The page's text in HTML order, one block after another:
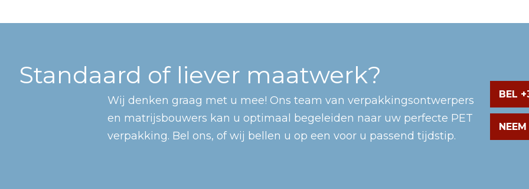
Standaard of liever maatwerk?
Wij denken graag met u mee! Ons team van verpakkingsontwerpers
en matrijsbouwers kan u optimaal begeleiden naar uw perfecte PET
verpakking. Bel ons, of wij bellen u op een voor u passend tijdstip.
BEL